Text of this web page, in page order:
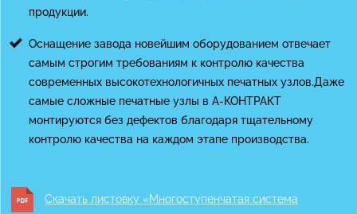
продукции.
Оснащение завода новейшим оборудованием отвечает
самым строгим требованиям к контролю качества
современных высокотехнологичных печатных узлов.Даже
самые сложные печатные узлы в А-КОНТРАКТ
монтируются без дефектов благодаря тщательному
контролю качества на каждом этапе производства.
Скачать листовку «Многоступенчатая система